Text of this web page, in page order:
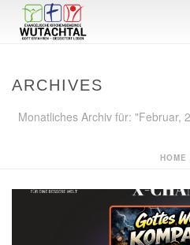
ARCHIVES
Monatliches Archiv für: "Februar,
HOME